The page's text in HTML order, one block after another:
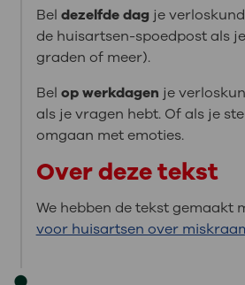
Bel dezelfde dagje
de huisartsen-spoedpost als
graden of meer).
Bel op werkdagen je
als je vragen hebt. Of als je
omgaan met emoties.
Over deze tekst
We hebben de tekst gemaakt
voor huisartsen over